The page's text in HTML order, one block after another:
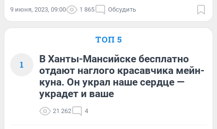
9 июня, 2023, 09:00 1 865 Обсудить
ТОП 5
1
В Ханты-Мансийске бесплатно
отдают наглого красавчика мейн-
куна. Он украл наше сердце —
украдет и ваше
21 262 4